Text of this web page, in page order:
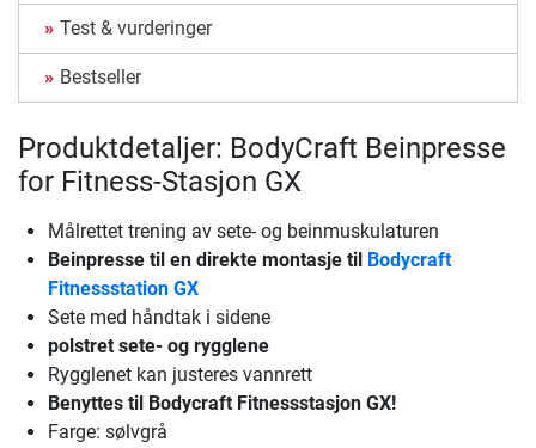
Test & vurderinger
Bestseller
Produktdetaljer: BodyCraft Beinpresse
for Fitness-Stasjon GX
Målrettet trening av sete- og beinmuskulaturen
Beinpresse til en direkte montasje til Bodycraft
Fitnessstation GX
Sete med håndtak i sidene
polstret sete- og rygglene
Rygglenet kan justeres vannrett
Benyttes til Bodycraft Fitnessstasjon GX!
Farge: sølvgrå